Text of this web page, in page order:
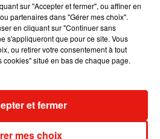
2026
10 ans, DJ Snake changeait de
avec son premier...
2026
again.. et Latin Mafia dévoilent enfin
créée en...
sur "Accepter et fermer", ou affiner en
partenaires dans "Gérer mes choix".
en cliquant sur "Continuer sans
s'appliqueront que pour ce site. Vous
ou retirer votre consentement à tout
situé en bas de chaque page.
mes choix
et fermer